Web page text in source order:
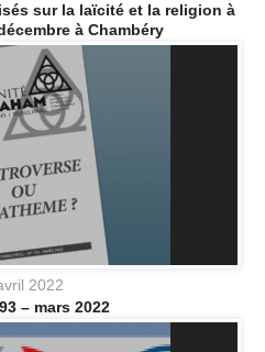
sur la laïcité et la religion à
à Chambéry
2022
– mars 2022